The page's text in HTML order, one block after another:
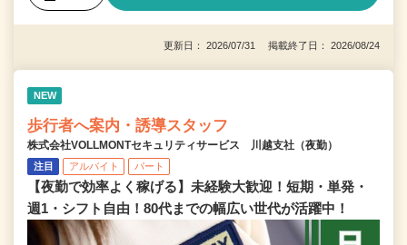
更新日： 2026/07/31 掲載終了日： 2026/08/24
NEW
歩行者へ案内・誘導スタッフ
株式会社VOLLMONTセキュリティサービス 川越支社（夜勤）
注目 アルバイト パート
【夜勤で効率よく稼げる】未経験大歓迎！短期・単発・
週1・シフト自由！80代までの幅広い世代が活躍中！